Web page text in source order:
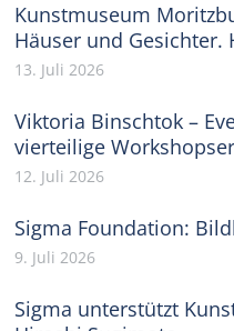
Kunstmuseum
Häuser und Gesichter.
13. Juli 2026
Viktoria Binschtok –
vierteilige
12. Juli 2026
Sigma Foundation:
9. Juli 2026
Sigma unterstützt